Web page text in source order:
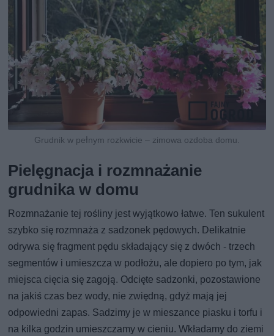
Grudnik w pełnym rozkwicie – zimowa ozdoba domu.
Pielęgnacja i rozmnażanie
grudnika w domu
Rozmnażanie tej rośliny jest wyjątkowo łatwe. Ten sukulent
szybko się rozmnaża z sadzonek pędowych. Delikatnie
odrywa się fragment pędu składający się z dwóch - trzech
segmentów i umieszcza w podłożu, ale dopiero po tym, jak
miejsca cięcia się zagoją. Odcięte sadzonki, pozostawione
na jakiś czas bez wody, nie zwiędną, gdyż mają jej
odpowiedni zapas. Sadzimy je w mieszance piasku i torfu i
na kilka godzin umieszczamy w cieniu. Wkładamy do ziemi